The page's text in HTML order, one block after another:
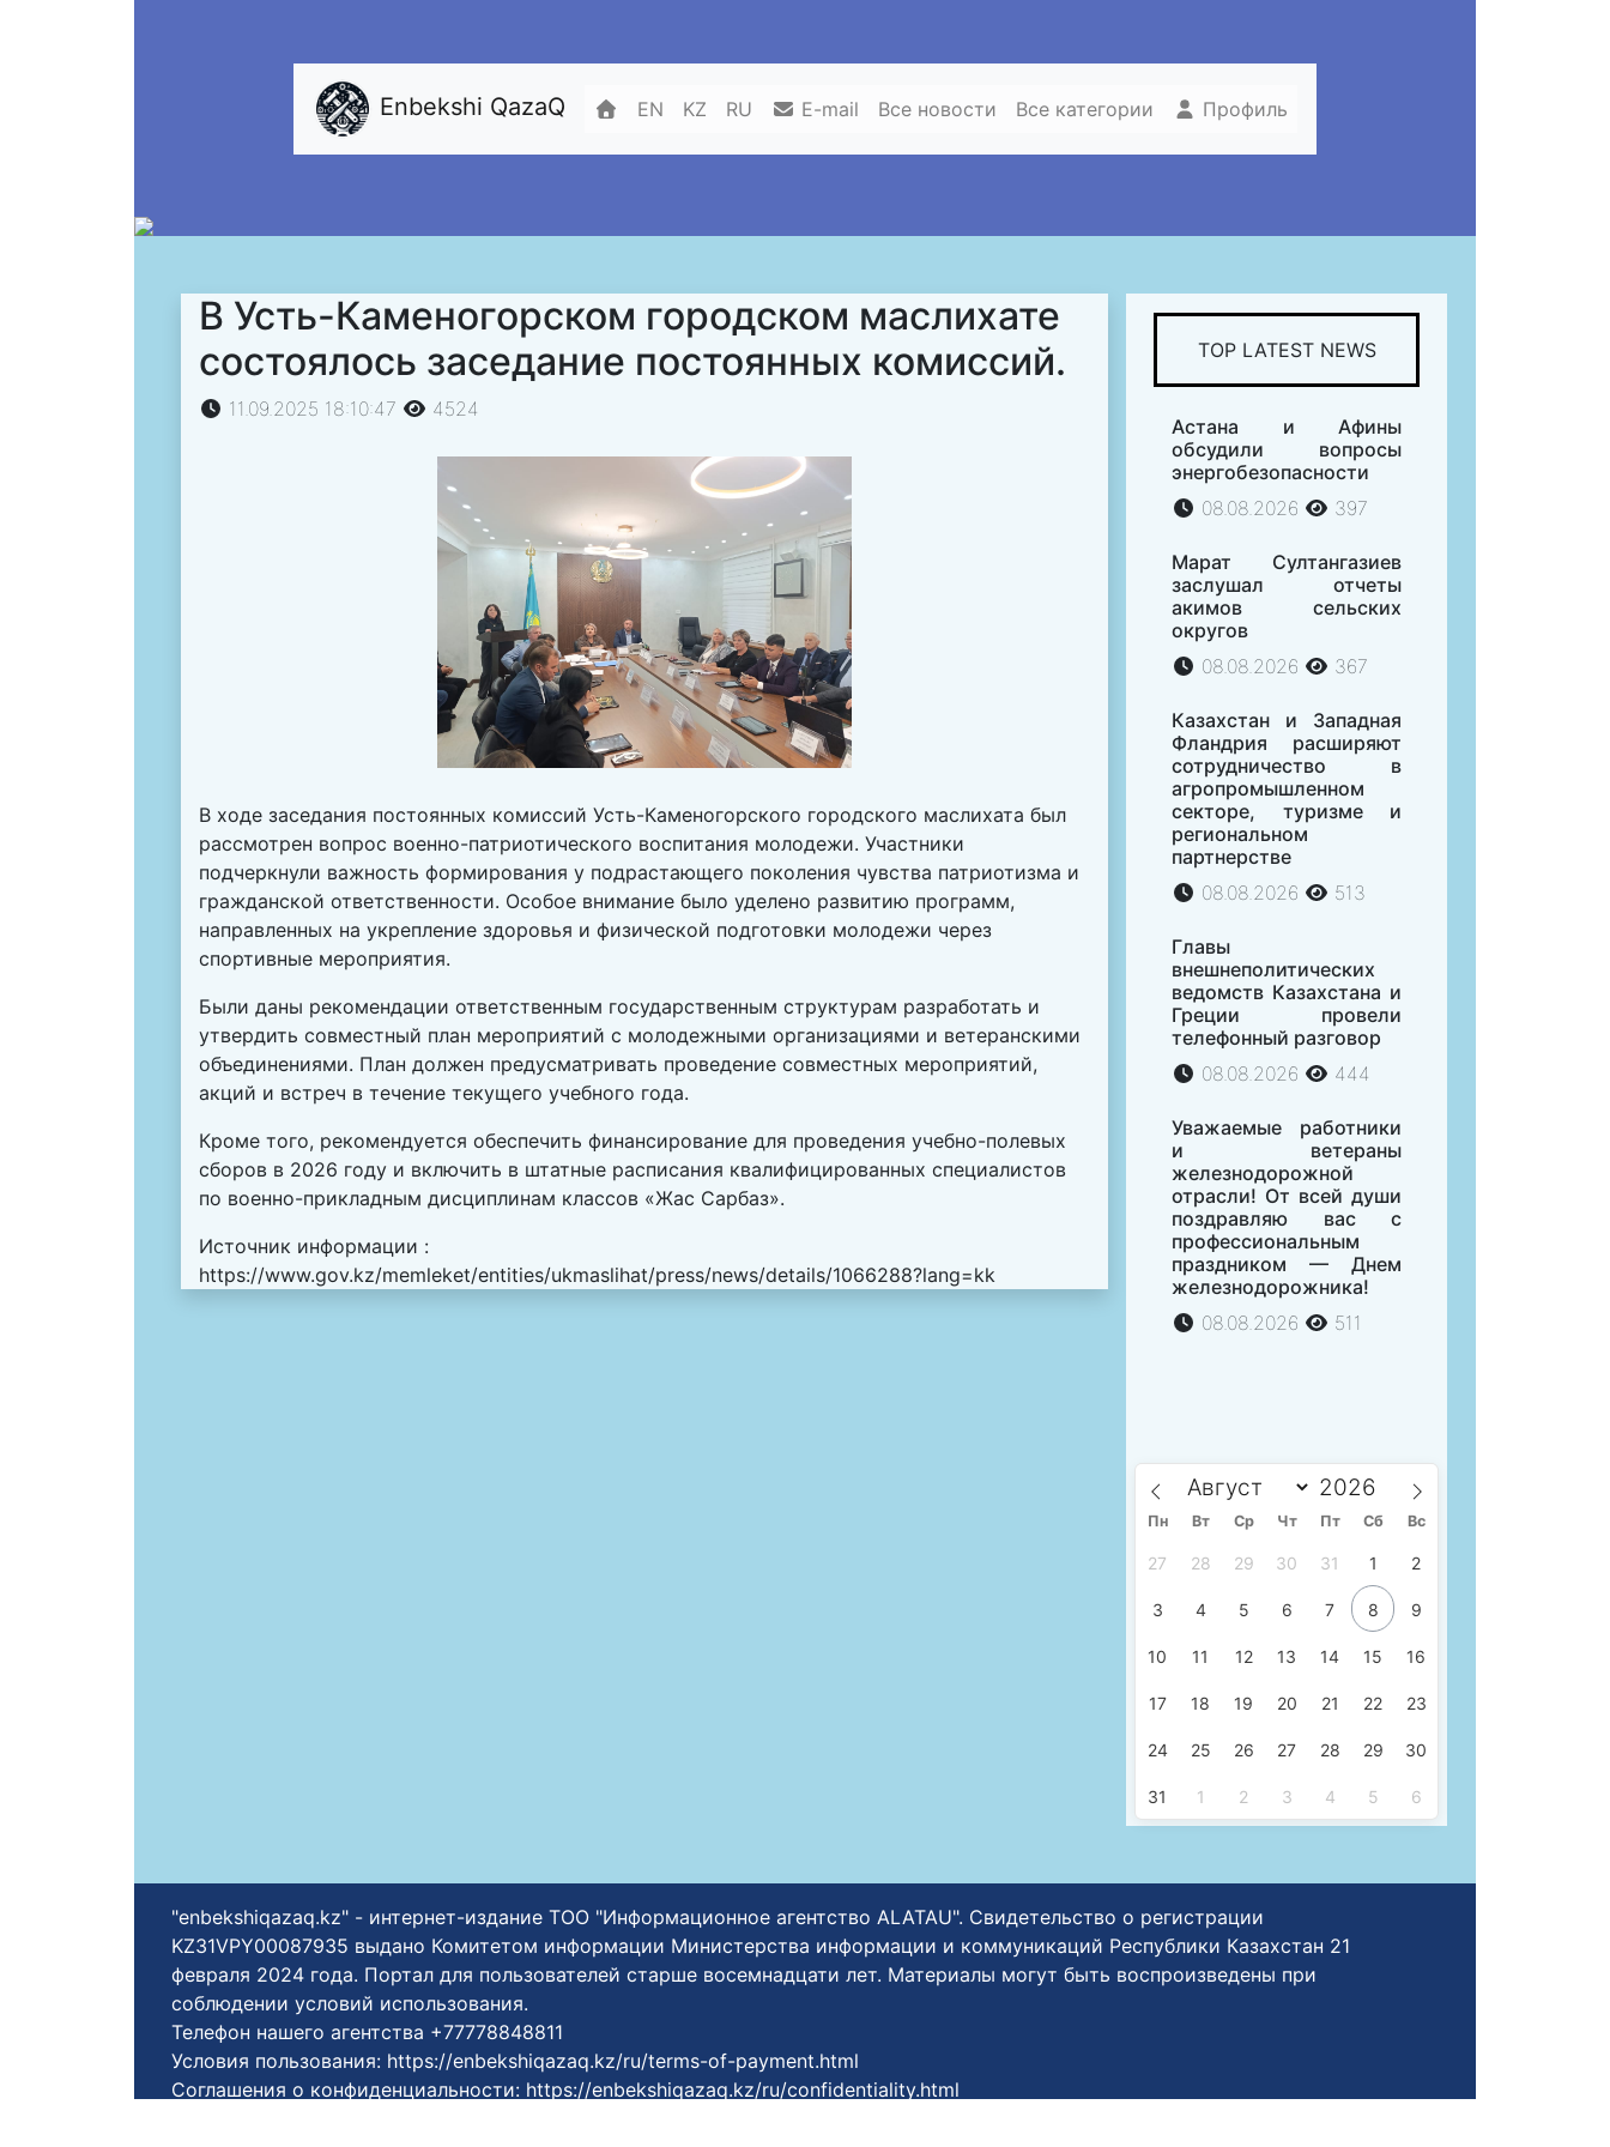
Enbekshi QazaQ EN KZ RU E-mail Все новости Все категории Профиль
В Усть-Каменогорском городском маслихате
состоялось заседание постоянных комиссий.
11.09.2025 18:10:47 4524
В ходе заседания постоянных комиссий Усть-Каменогорского городского маслихата был
рассмотрен вопрос военно-патриотического воспитания молодежи. Участники
подчеркнули важность формирования у подрастающего поколения чувства патриотизма и
гражданской ответственности. Особое внимание было уделено развитию программ,
направленных на укрепление здоровья и физической подготовки молодежи через
спортивные мероприятия.
Были даны рекомендации ответственным государственным структурам разработать и
утвердить совместный план мероприятий с молодежными организациями и ветеранскими
объединениями. План должен предусматривать проведение совместных мероприятий,
акций и встреч в течение текущего учебного года.
Кроме того, рекомендуется обеспечить финансирование для проведения учебно-полевых
сборов в 2026 году и включить в штатные расписания квалифицированных специалистов
по военно-прикладным дисциплинам классов «Жас Сарбаз».
Источник информации :
https://www.gov.kz/memleket/entities/ukmaslihat/press/news/details/1066288?lang=kk
TOP LATEST NEWS
Астана и Афины
обсудили вопросы
энергобезопасности
08.08.2026
397
Марат Султангазиев
заслушал отчеты
акимов сельских
округов
08.08.2026
367
Казахстан и Западная
Фландрия расширяют
сотрудничество в
агропромышленном
секторе, туризме и
региональном
партнерстве
08.08.2026
513
Главы
внешнеполитических
ведомств Казахстана и
Греции провели
телефонный разговор
08.08.2026
444
Уважаемые работники
и ветераны
железнодорожной
отрасли! От всей души
поздравляю вас с
профессиональным
праздником — Днем
железнодорожника!
08.08.2026
511
Пн Вт Ср Чт Пт Сб Вс
27 28 29 30 31 1 2
3 4 5 6 7 8 9
10 11 12 13 14 15 16
17 18 19 20 21 22 23
24 25 26 27 28 29 30
31 1 2 3 4 5 6
"enbekshiqazaq.kz" - интернет-издание ТОО "Информационное агентство ALATAU". Свидетельство о регистрации
KZ31VPY00087935 выдано Комитетом информации Министерства информации и коммуникаций Республики Казахстан 21
февраля 2024 года. Портал для пользователей старше восемнадцати лет. Материалы могут быть воспроизведены при
соблюдении условий использования.
Телефон нашего агентства +77778848811
Условия пользования: https://enbekshiqazaq.kz/ru/terms-of-payment.html
Соглашения о конфиденциальности: https://enbekshiqazaq.kz/ru/confidentiality.html